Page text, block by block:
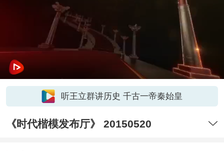
听王立群讲历史 千古一帝秦始皇
《时代楷模发布厅》 20150520